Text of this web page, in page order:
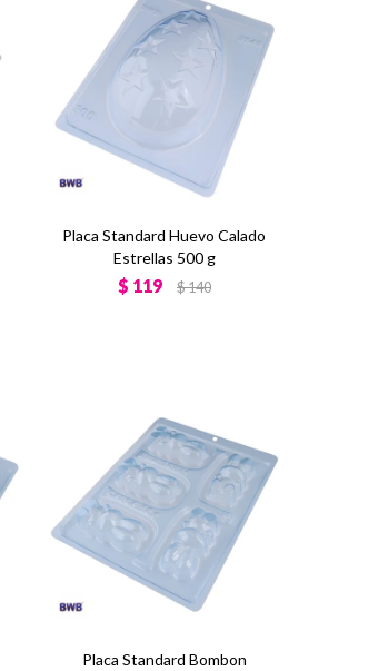
Placa Standard Huevo Calado
Estrellas 500 g
$ 119 $140
Placa Standard Bombon